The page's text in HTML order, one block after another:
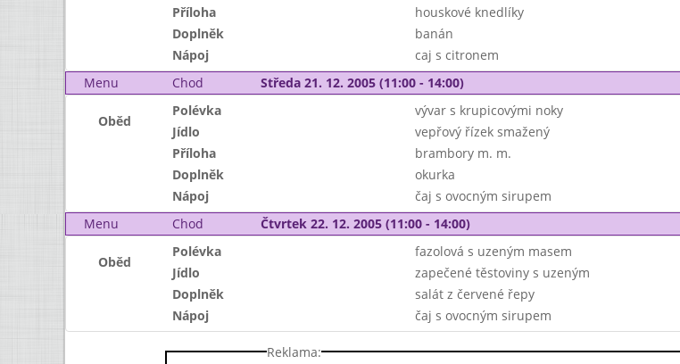
Příloha
houskové knedlíky
Doplněk
banán
Nápoj
caj s citronem
Menu
Chod Středa 21. 12. 2005 (11:00 - 14:00)
Oběd
Polévka
vývar s krupicovými noky
Jídlo
vepřový řízek smažený
Příloha
brambory m. m.
Doplněk
okurka
Nápoj
čaj s ovocným sirupem
Menu
Chod Čtvrtek 22. 12. 2005 (11:00 - 14:00)
Oběd
Polévka
fazolová s uzeným masem
Jídlo
zapečené těstoviny s uzeným
Doplněk
salát z červené řepy
Nápoj
čaj s ovocným sirupem
Reklama: